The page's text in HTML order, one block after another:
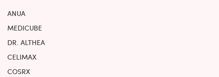
ANUA
MEDICUBE
DR. ALTHEA
CELIMAX
COSRX